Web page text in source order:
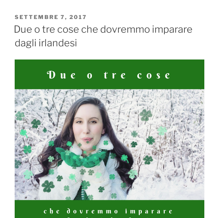
settembre
2017.
Cancelleria,
cosmetici”
PUBBLICATO
IL
SETTEMBRE 7, 2017
Due o tre cose che dovremmo imparare
dagli irlandesi